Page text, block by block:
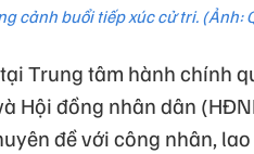
cảnh buổi tiếp xúc cử tri. (Ảnh:
Trung tâm hành chính
Hội đồng nhân dân
đề với công nhân,